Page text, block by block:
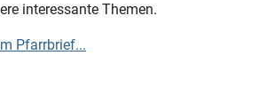
interessante Themen.
Pfarrbrief...